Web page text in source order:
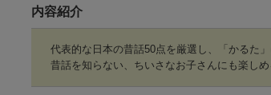
内容紹介
代表的な日本の昔話50点を厳選し、「かるた
昔話を知らない、ちいさなお子さんにも楽しめ